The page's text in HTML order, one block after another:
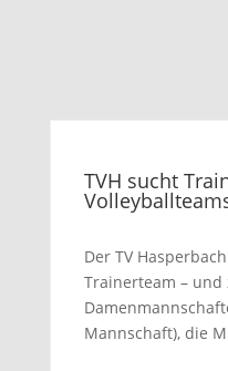
TVH sucht
Der TV
Trainerteam – und
Mannschaft), die